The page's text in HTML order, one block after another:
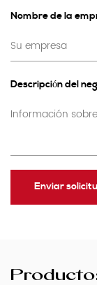
Nombre de la
Descripción del
Enviar